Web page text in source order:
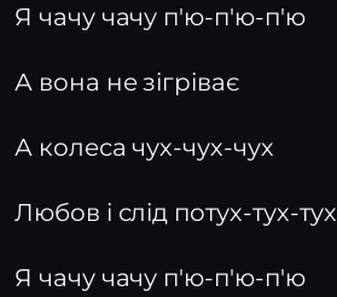
Я чачу чачу п'ю-п'ю-п'ю
А вона не зігріває
А колеса чух-чух-чух
Любов і слід потух-тух-тух
Я чачу чачу п'ю-п'ю-п'ю